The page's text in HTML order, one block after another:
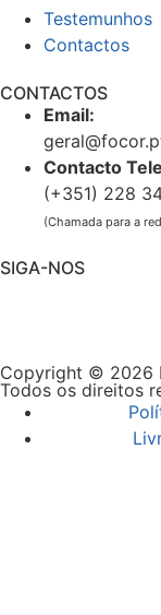
Testemunhos
Contactos
CONTACTOS
Email:
Contacto
(+351) 228
(Chamada para a
SIGA-NOS
Copyright © 2026
Todos os direitos